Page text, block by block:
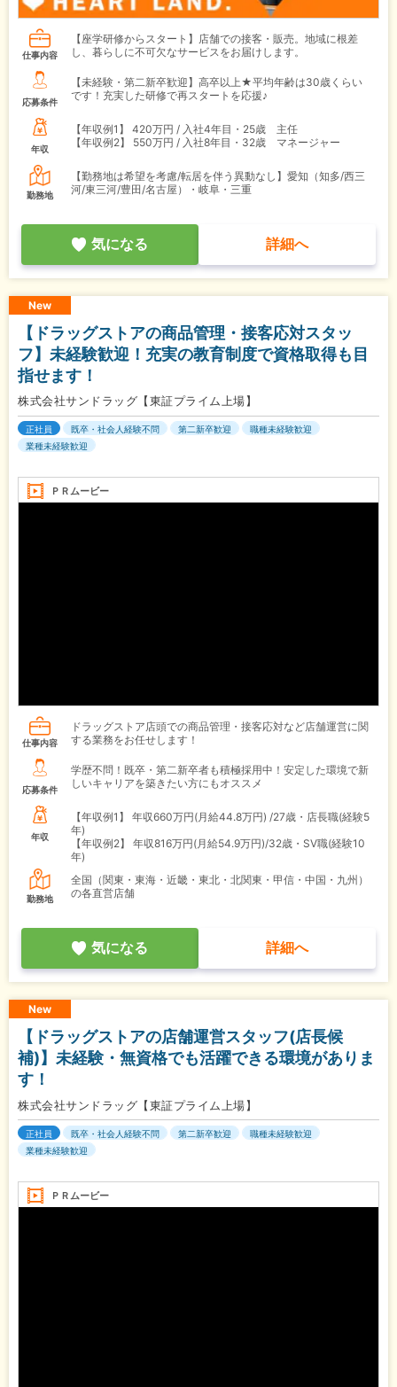
仕事内容
【座学研修からスタート】店舗での接客・販売。地域に根差
し、暮らしに不可欠なサービスをお届けします。
応募条件
【未経験・第二新卒歓迎】高卒以上★平均年齢は30歳くらい
です！充実した研修で再スタートを応援♪
年収
【年収例1】
420万円 / 入社4年目・25歳 主任
【年収例2】
550万円 / 入社8年目・32歳 マネージャー
勤務地
【勤務地は希望を考慮/転居を伴う異動なし】愛知（知多/西三
河/東三河/豊田/名古屋）・岐阜・三重
気になる 詳細へ
New
【ドラッグストアの商品管理・接客応対スタッ
フ】未経験歓迎！充実の教育制度で資格取得も目
指せます！
株式会社サンドラッグ【東証プライム上場】
正社員 既卒・社会人経験不問 第二新卒歓迎
職種未経験歓迎
業種未経験歓迎
ＰＲムービー
仕事内容
ドラッグストア店頭での商品管理・接客応対など店舗運営に関
する業務をお任せします！
応募条件
学歴不問！既卒・第二新卒者も積極採用中！安定した環境で新
しいキャリアを築きたい方にもオススメ
年収
【年収例1】
年収660万円(月給44.8万円) /27歳・店長職(経験5
年)
【年収例2】
年収816万円(月給54.9万円)/32歳・SV職(経験10
年)
勤務地
全国（関東・東海・近畿・東北・北関東・甲信・中国・九州）
の各直営店舗
気になる 詳細へ
New
【ドラッグストアの店舗運営スタッフ(店長候
補)】未経験・無資格でも活躍できる環境がありま
す！
株式会社サンドラッグ【東証プライム上場】
正社員 既卒・社会人経験不問 第二新卒歓迎
職種未経験歓迎
業種未経験歓迎
ＰＲムービー